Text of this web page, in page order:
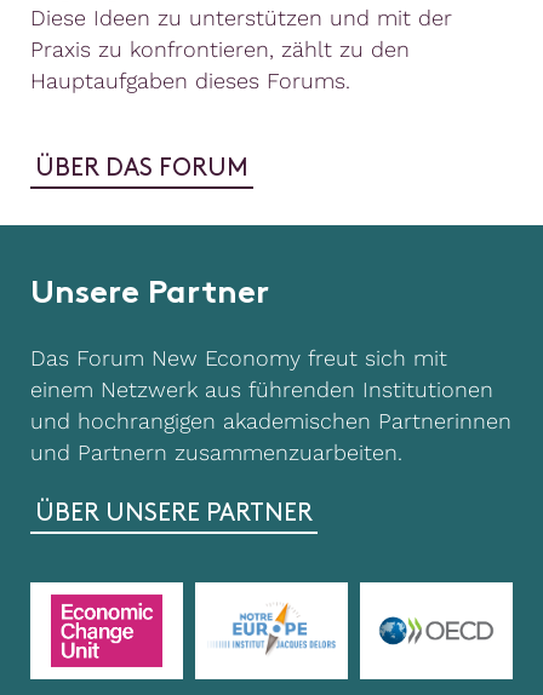
Diese Ideen zu unterstützen und mit der
Praxis zu konfrontieren, zählt zu den
Hauptaufgaben dieses Forums.
ÜBER DAS FORUM
Unsere Partner
Das Forum New Economy freut sich mit
einem Netzwerk aus führenden Institutionen
und hochrangigen akademischen Partnerinnen
und Partnern zusammenzuarbeiten.
ÜBER UNSERE PARTNER